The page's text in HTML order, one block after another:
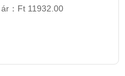
： Ft 11932.00